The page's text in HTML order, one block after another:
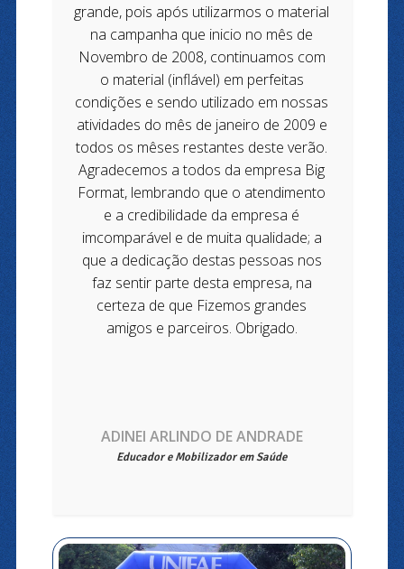
grande, pois após utilizarmos o material
na campanha que inicio no mês de
Novembro de 2008, continuamos com
o material (inflável) em perfeitas
condições e sendo utilizado em nossas
atividades do mês de janeiro de 2009 e
todos os mêses restantes deste verão.
Agradecemos a todos da empresa Big
Format, lembrando que o atendimento
e a credibilidade da empresa é
imcomparável e de muita qualidade; a
que a dedicação destas pessoas nos
faz sentir parte desta empresa, na
certeza de que Fizemos grandes
amigos e parceiros. Obrigado.
ADINEI ARLINDO DE ANDRADE
Educador e Mobilizador em Saúde